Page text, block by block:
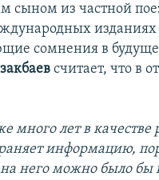
сыном из частной
сомнения в
считает, что в
много лет в
информацию,
него можно было бы